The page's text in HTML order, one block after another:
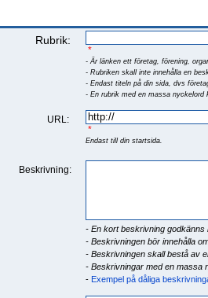
Rubrik:
*
- Är länken ett företag, förening,
- Rubriken skall inte innehålla en
- Endast titeln på din sida, dvs
- En rubrik med en massa nyckelord
URL:
*
Endast till din startsida.
Beskrivning:
- En kort beskrivning godkänns
- Beskrivningen bör innehålla
- Beskrivningen skall bestå av
- Beskrivningar med en massa
- Exempel på dåliga